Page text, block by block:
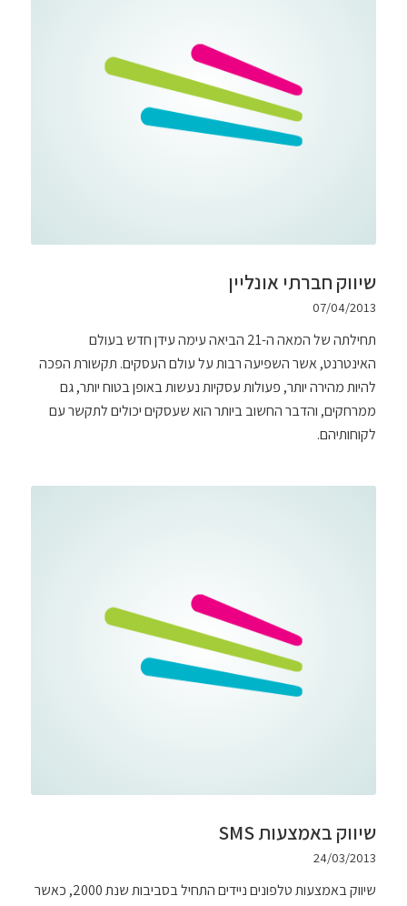
שיווק חברתי אונליין
07/04/2013
תחילתה של המאה ה-21 הביאה עימה עידן חדש בעולם
האינטרנט, אשר השפיעה רבות על עולם העסקים. תקשורת הפכה
להיות מהירה יותר, פעולות עסקיות נעשות באופן בטוח יותר, גם
ממרחקים, והדבר החשוב ביותר הוא שעסקים יכולים לתקשר עם
לקוחותיהם.
שיווק באמצעות SMS
24/03/2013
שיווק באמצעות טלפונים ניידים התחיל בסביבות שנת 2000, כאשר